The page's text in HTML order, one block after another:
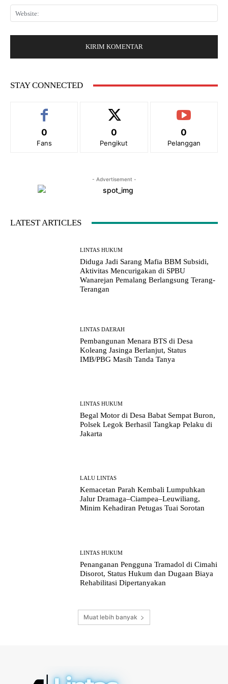
a
*
:
e
:
STAY CONNECTED
0
Fans
0
Pengikut
0
Pelanggan
- Advertisement -
LATEST ARTICLES
LINTAS HUKUM
Diduga Jadi Sarang Mafia BBM Subsidi,
Aktivitas Mencurigakan di SPBU
Wanarejan Pemalang Berlangsung Terang-
Terangan
LINTAS DAERAH
Pembangunan Menara BTS di Desa
Koleang Jasinga Berlanjut, Status
IMB/PBG Masih Tanda Tanya
LINTAS HUKUM
Begal Motor di Desa Babat Sempat Buron,
Polsek Legok Berhasil Tangkap Pelaku di
Jakarta
LALU LINTAS
Kemacetan Parah Kembali Lumpuhkan
Jalur Dramaga–Ciampea–Leuwiliang,
Minim Kehadiran Petugas Tuai Sorotan
LINTAS HUKUM
Penanganan Pengguna Tramadol di Cimahi
Disorot, Status Hukum dan Dugaan Biaya
Rehabilitasi Dipertanyakan
Muat lebih banyak